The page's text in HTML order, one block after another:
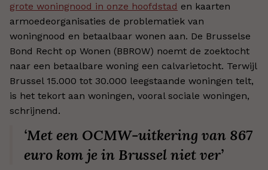
grote woningnood in onze hoofdstad en kaarten
armoedeorganisaties de problematiek van
woningnood en betaalbaar wonen aan. De Brusselse
Bond Recht op Wonen (BBROW) noemt de zoektocht
naar een betaalbare woning een calvarietocht. Terwijl
Brussel 15.000 tot 30.000 leegstaande woningen telt,
is het tekort aan woningen, vooral sociale woningen,
schrijnend.
‘Met een OCMW-uitkering van 867
euro kom je in Brussel niet ver’